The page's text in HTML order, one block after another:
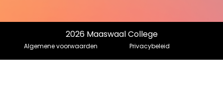
2026 Maaswaal College
Algemene voorwaarden Privacybeleid